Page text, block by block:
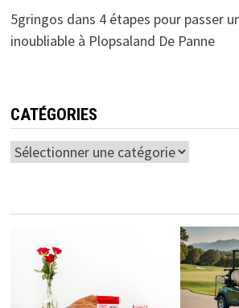
5gringos dans 4 étapes pour passer
inoubliable à Plopsaland De Panne
CATÉGORIES
Catégories